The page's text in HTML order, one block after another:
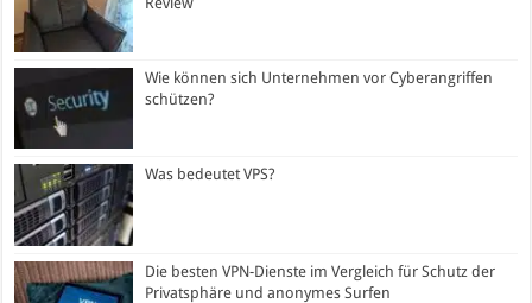
Wie können sich Unternehmen vor Cyberangriffen
schützen?
Was bedeutet VPS?
Die besten VPN-Dienste im Vergleich für Schutz der
Privatsphäre und anonymes Surfen